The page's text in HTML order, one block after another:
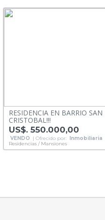
RESIDENCIA EN BARRIO SAN
CRISTOBAL!!!
US$. 550.000,00
VENDO | Ofrecido por: Inmobiliaria
Residencias / Mansiones